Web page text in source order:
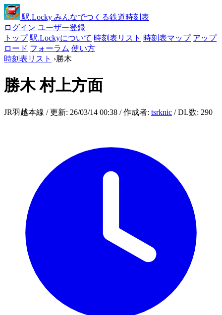
駅.Locky みんなでつくる鉄道時刻表
ログイン ユーザー登録
トップ 駅.Lockyについて 時刻表リスト 時刻表マップ アップ
ロード フォーラム 使い方
時刻表リスト ›勝木
勝木村上方面
JR羽越本線 / 更新: 26/03/14 00:38 / 作成者: tsrknic / DL数: 290